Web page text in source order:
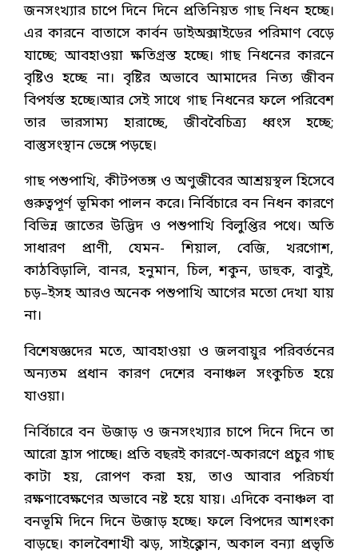
জনসংখ্যার চাপে দিনে দিনে প্রতিনিয়ত গাছ নিধন হচ্ছে।
এর কারনে বাতাসে কার্বন ডাইঅক্সাইডের পরিমাণ বেড়ে
যাচ্ছে; আবহাওয়া ক্ষতিগ্রস্ত হচ্ছে। গাছ নিধনের কারনে
বৃষ্টিও হচ্ছে না। বৃষ্টির অভাবে আমাদের নিত্য জীবন
বিপর্যস্ত হচ্ছে।আর সেই সাথে গাছ নিধনের ফলে পরিবেশ
তার ভারসাম্য হারাচ্ছে, জীববৈচিত্র্য ধ্বংস হচ্ছে;
বাস্তুসংস্থান ভেঙ্গে পড়ছে।
গাছ পশুপাখি, কীটপতঙ্গ ও অণুজীবের আশ্রয়স্থল হিসেবে
গুরুত্বপূর্ণ ভূমিকা পালন করে। নির্বিচারে বন নিধন কারণে
বিভিন্ন জাতের উদ্ভিদ ও পশুপাখি বিলুপ্তির পথে। অতি
সাধারণ প্রাণী, যেমন- শিয়াল, বেজি, খরগোশ,
কাঠবিড়ালি, বানর, হনুমান, চিল, শকুন, ডাহুক, বাবুই,
চড়–ইসহ আরও অনেক পশুপাখি আগের মতো দেখা যায়
না।
বিশেষজ্ঞদের মতে, আবহাওয়া ও জলবায়ুর পরিবর্তনের
অন্যতম প্রধান কারণ দেশের বনাঞ্চল সংকুচিত হয়ে
যাওয়া।
নির্বিচারে বন উজাড় ও জনসংখ্যার চাপে দিনে দিনে তা
আরো হ্রাস পাচ্ছে। প্রতি বছরই কারণে-অকারণে প্রচুর গাছ
কাটা হয়, রোপণ করা হয়, তাও আবার পরিচর্যা
রক্ষণাবেক্ষণের অভাবে নষ্ট হয়ে যায়। এদিকে বনাঞ্চল বা
বনভূমি দিনে দিনে উজাড় হচ্ছে। ফলে বিপদের আশংকা
বাড়ছে। কালবৈশাখী ঝড়, সাইক্লোন, অকাল বন্যা প্রভৃতি